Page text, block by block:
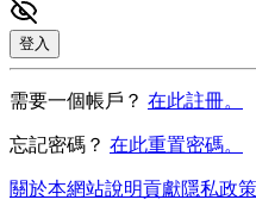
登入
需要一個帳戶？ 在此註冊。
忘記密碼？ 在此重置密碼。
關於本網站說明貢獻隱私政策